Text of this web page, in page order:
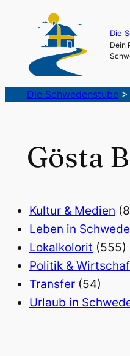
Die
Dein
Die Schwedenstube>
Gösta
Kultur & Medien
Leben in
Lokalkolorit (555)
Politik &
Transfer (54)
Urlaub in